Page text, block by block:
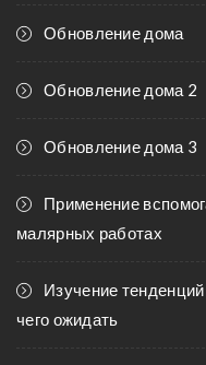
Обновление дома
Обновление дома 2
Обновление дома 3
Применение
малярных работах
Изучение
чего ожидать